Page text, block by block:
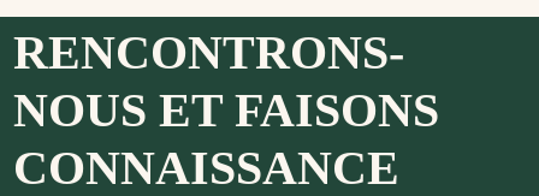
RENCONTRONS-
NOUS ET FAISONS
CONNAISSANCE